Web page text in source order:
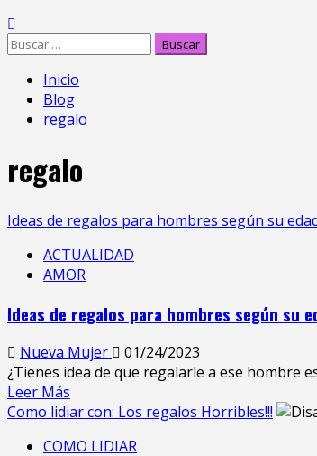
Inicio
Blog
regalo
regalo
Ideas de regalos para hombres según su
ACTUALIDAD
AMOR
Ideas de regalos para hombres según su
Nueva Mujer
01/24/2023
¿Tienes idea de que regalarle a ese hombre
Leer Más
Como lidiar con: Los regalos Horribles!!!
COMO LIDIAR